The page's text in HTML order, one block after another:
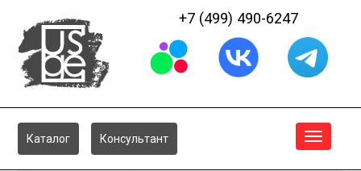
+7 (499) 490-6247
Меню
Каталог Консультант